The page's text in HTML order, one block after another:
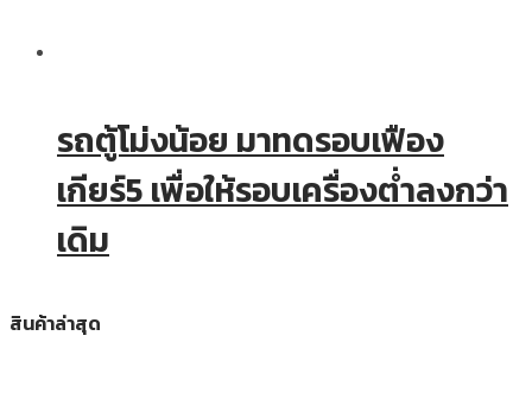
รถตู้โม่งน้อย มาทดรอบเฟือง
เกียร์5 เพื่อให้รอบเครื่องต่ำลงกว่า
เดิม
สินค้าล่าสุด